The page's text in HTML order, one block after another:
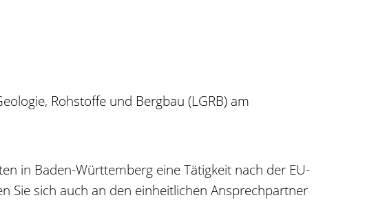
Rohstoffe und Bergbau (LGRB) am
in Baden-Württemberg eine Tätigkeit nach der EU-
Sie sich auch an den einheitlichen Ansprechpartner